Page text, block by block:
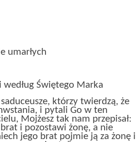
umarłych
według Świętego Marka
saduceusze, którzy twierdzą, że
i pytali Go w ten
Mojżesz tak nam przepisał:
brat i pozostawi żonę, a nie
jego brat pojmie ją za żonę i